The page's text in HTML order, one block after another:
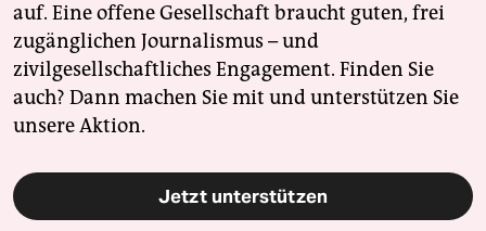
auf. Eine offene Gesellschaft braucht guten, frei
zugänglichen Journalismus – und
zivilgesellschaftliches Engagement. Finden Sie
auch? Dann machen Sie mit und unterstützen Sie
unsere Aktion.
Jetzt unterstützen